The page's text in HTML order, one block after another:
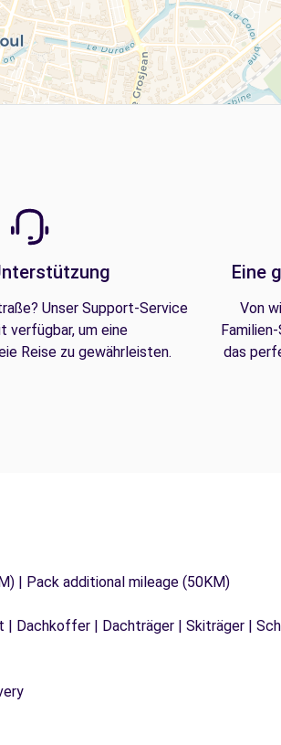
Unser Support-Service
verfügbar, um eine
Reise zu gewährleisten.
Eine
Von
das
| Pack additional mileage (50KM)
| Dachkoffer | Dachträger | Skiträger |